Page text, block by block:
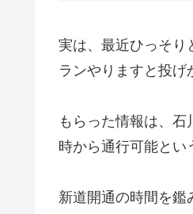
実は、最近ひっそり
ランやりますと投げ
もらった情報は、
時から通行可能とい
新道開通の時間を鑑